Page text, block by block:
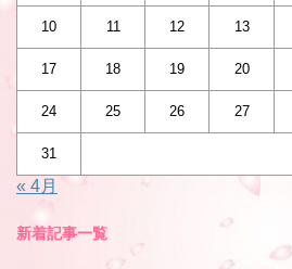
10 11 12 13
17 18 19 20
24 25 26 27
31
« 4月
新着記事一覧